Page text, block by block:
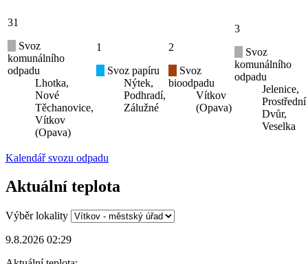
31
Svoz
komunálního
odpadu
Lhotka,
Nové
Těchanovice,
Vítkov
(Opava)
1
Svoz papíru
Nýtek,
Podhradí,
Zálužné
2
Svoz
bioodpadu
Vítkov
(Opava)
3
Svoz
komunálního
odpadu
Jelenice,
Prostřední
Dvůr,
Veselka
Kalendář svozu odpadu
Aktuální teplota
Výběr lokality
9.8.2026 02:29